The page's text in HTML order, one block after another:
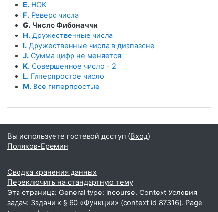
E. НОК
F. Реверс числа
G. Число Фибоначчи
H. Дружественные числа
I. Дружественные числа в диапазоне
J. Сумма цифр не меняется
K. Совершенное число - 2
L. Гиперпростое число
M. Все гиперпростые
Вы используете гостевой доступ (Вход)
Поляков-Еремин
Сводка хранения данных
Переключить на стандартную тему
Эта страница: General type: incourse. Context Условия
задач: Задачи к § 60 «Функции» (context id 87316). Page